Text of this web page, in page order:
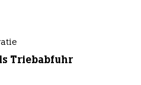
Triebabfuhr